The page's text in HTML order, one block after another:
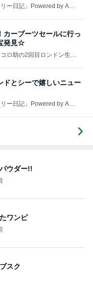
ー日記」Powered by Ame
カーブーツセールに行っ
発見☆
ロ助の2回目ロンドン生活
ドとシーで嬉しいニュー
ー日記」Powered by Ame
ウダー!!
ワンピ
スク